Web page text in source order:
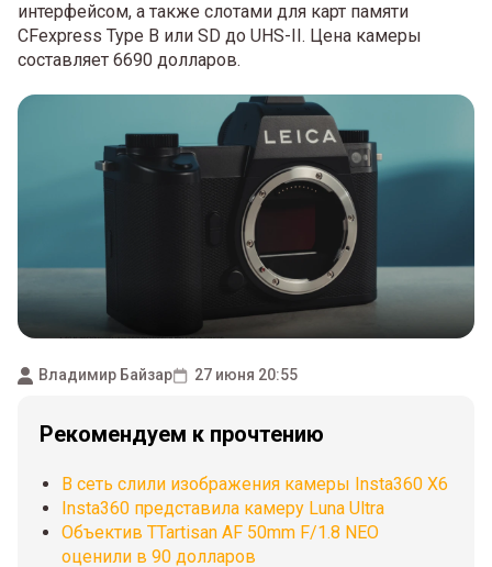
интерфейсом, а также слотами для карт памяти
CFexpress Type B или SD до UHS-II. Цена камеры
составляет 6690 долларов.
Владимир Байзар 27 июня 20:55
Рекомендуем к прочтению
В сеть слили изображения камеры Insta360 X6
Insta360 представила камеру Luna Ultra
Объектив TTartisan AF 50mm F/1.8 NEO
оценили в 90 долларов